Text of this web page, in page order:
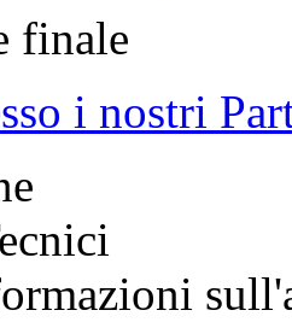
finale
i nostri